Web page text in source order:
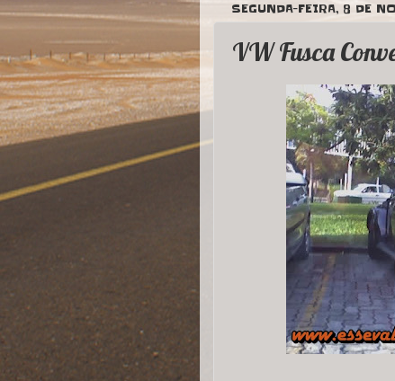
SEGUNDA-FEIRA, 8 DE
VW Fusca